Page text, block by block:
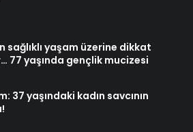
sağlıklı yaşam üzerine dikkat
77 yaşında gençlik mucizesi
37 yaşındaki kadın savcının